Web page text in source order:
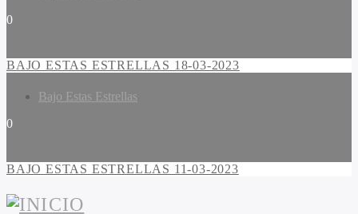
0
BAJO ESTAS ESTRELLAS 18-03-2023
Bajo Estas Estrellas
0
BAJO ESTAS ESTRELLAS 11-03-2023